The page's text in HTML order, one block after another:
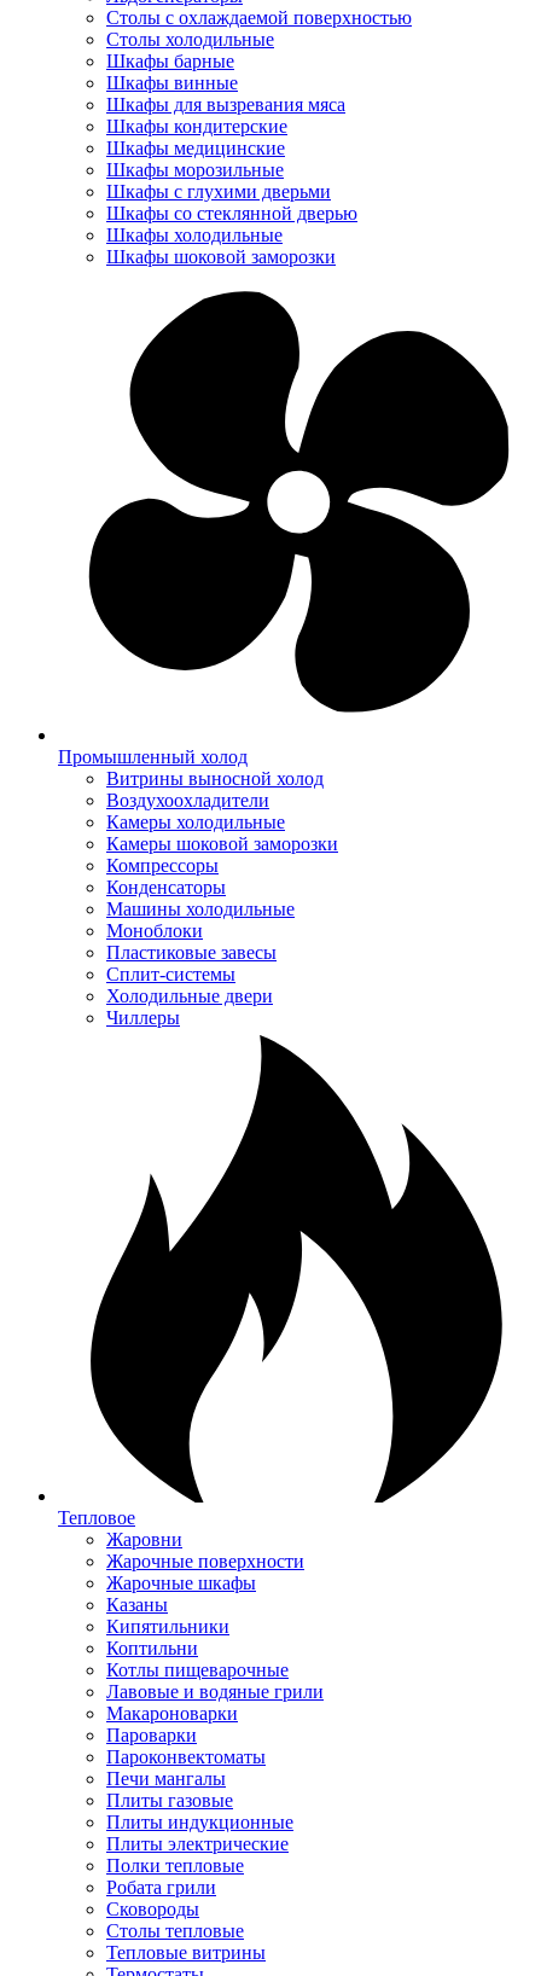
Столы с охлаждаемой поверхностью
Столы холодильные
Шкафы барные
Шкафы винные
Шкафы для вызревания мяса
Шкафы кондитерские
Шкафы медицинские
Шкафы морозильные
Шкафы с глухими дверьми
Шкафы со стеклянной дверью
Шкафы холодильные
Шкафы шоковой заморозки
Промышленный холод
Витрины выносной холод
Воздухоохладители
Камеры холодильные
Камеры шоковой заморозки
Компрессоры
Конденсаторы
Машины холодильные
Моноблоки
Пластиковые завесы
Сплит-системы
Холодильные двери
Чиллеры
Тепловое
Жаровни
Жарочные поверхности
Жарочные шкафы
Казаны
Кипятильники
Коптильни
Котлы пищеварочные
Лавовые и водяные грили
Макароноварки
Пароварки
Пароконвектоматы
Печи мангалы
Плиты газовые
Плиты индукционные
Плиты электрические
Полки тепловые
Робата грили
Сковороды
Столы тепловые
Тепловые витрины